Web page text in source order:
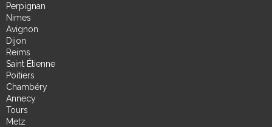
Perpignan
Nimes
Avignon
Dijon
Reims
Saint Étienne
Poitiers
Chambéry
Annecy
Tours
Metz